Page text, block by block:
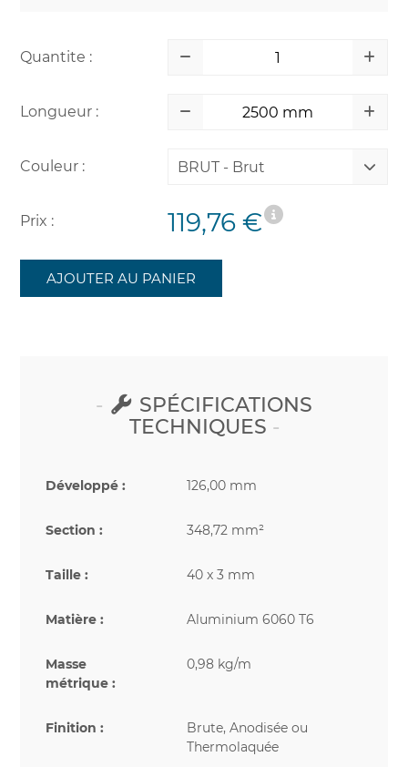
Quantite :
Longueur :
Couleur : BRUT - Brut
Prix : 119,76 €
AJOUTER AU PANIER
SPÉCIFICATIONS
TECHNIQUES
Développé : 126,00 mm
Section : 348,72 mm²
Taille : 40 x 3 mm
Matière : Aluminium 6060 T6
Masse
métrique :
0,98 kg/m
Finition :
Brute, Anodisée ou
Thermolaquée